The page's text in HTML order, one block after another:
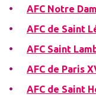
AFC Notre
AFC de Saint
AFC Saint
AFC de Paris
AFC de Saint